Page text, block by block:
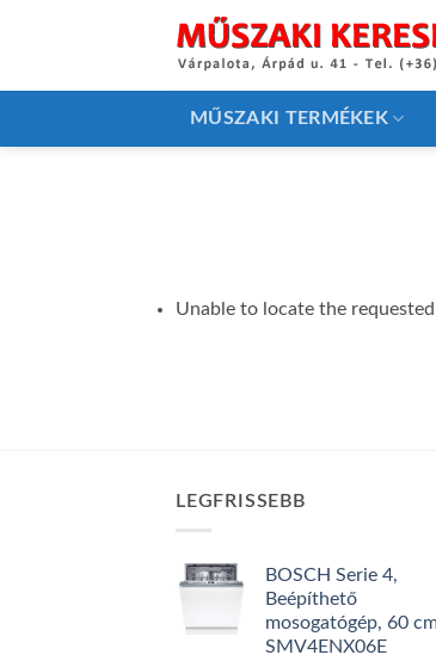
MŰSZAKI TERMÉKEK
Unable to locate the
LEGFRISSEBB
BOSCH Serie 4,
Beépíthető
mosogatógép, 60
SMV4ENX06E